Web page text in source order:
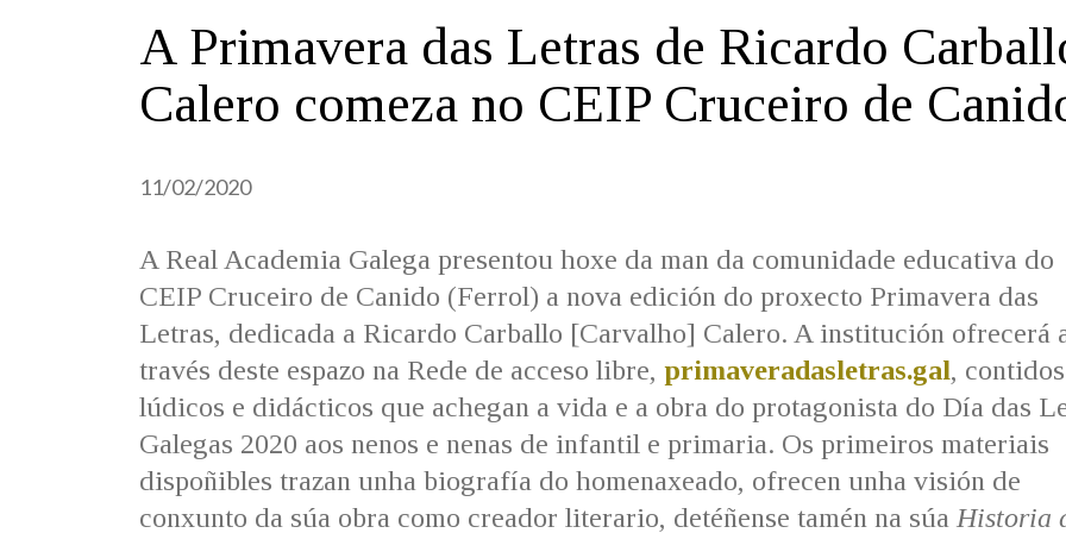
A Primavera das Letras de Ricardo
Calero comeza no CEIP Cruceiro de
11/02/2020
A Real Academia Galega presentou hoxe da man da comunidade educativa do
CEIP Cruceiro de Canido (Ferrol) a nova edición do proxecto Primavera das
Letras, dedicada a Ricardo Carballo [Carvalho] Calero. A institución ofrecerá
través deste espazo na Rede de acceso libre, primaveradasletras.gal, contidos
lúdicos e didácticos que achegan a vida e a obra do protagonista do Día das
Galegas 2020 aos nenos e nenas de infantil e primaria. Os primeiros materiais
dispoñibles trazan unha biografía do homenaxeado, ofrecen unha visión de
conxunto da súa obra como creador literario, detéñense tamén na súa Historia